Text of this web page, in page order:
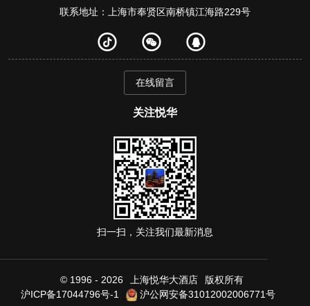
联系地址：上海市奉贤区南桥镇江海路229号
在线留言
关注悦华
扫一扫，关注我们最新消息
© 1996 - 2026 上海悦华大酒店
版权所有
沪ICP备17044796号-1
沪公网安备31012002006771号